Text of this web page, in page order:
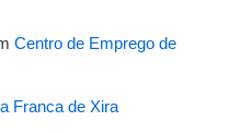
Centro de Emprego de
Franca de Xira